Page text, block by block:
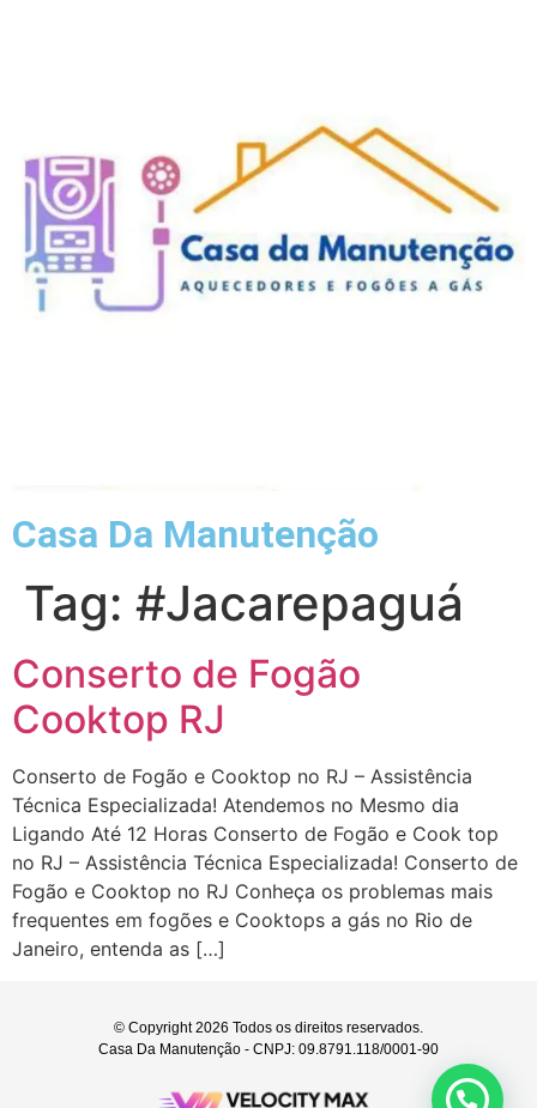
Casa Da Manutenção
Tag: #Jacarepaguá
Conserto de Fogão
Cooktop RJ
Conserto de Fogão e Cooktop no RJ – Assistência
Técnica Especializada! Atendemos no Mesmo dia
Ligando Até 12 Horas Conserto de Fogão e Cook top
no RJ – Assistência Técnica Especializada! Conserto de
Fogão e Cooktop no RJ Conheça os problemas mais
frequentes em fogões e Cooktops a gás no Rio de
Janeiro, entenda as […]
© Copyright 2026 Todos os direitos reservados.
Casa Da Manutenção - CNPJ: 09.8791.118/0001-90